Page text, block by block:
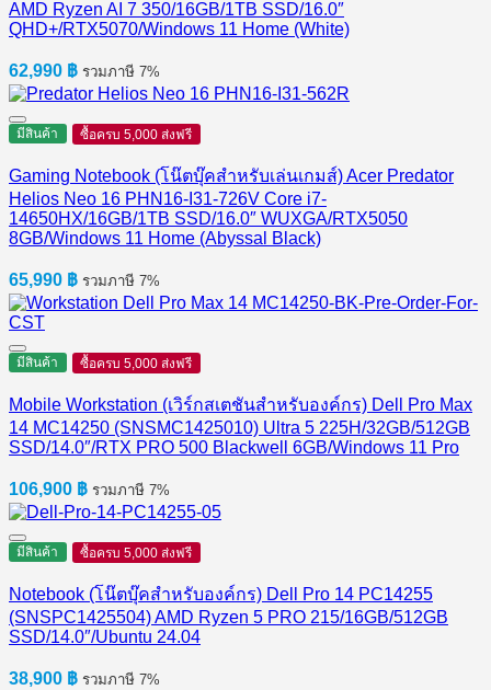
AMD Ryzen AI 7 350/16GB/1TB SSD/16.0″
QHD+/RTX5070/Windows 11 Home (White)
62,990 ฿ รวมภาษี 7%
มีสินค้า ซื้อครบ 5,000 ส่งฟรี
Gaming Notebook (โน๊ตบุ๊คสำหรับเล่นเกมส์) Acer Predator
Helios Neo 16 PHN16-I31-726V Core i7-
14650HX/16GB/1TB SSD/16.0″ WUXGA/RTX5050
8GB/Windows 11 Home (Abyssal Black)
65,990 ฿ รวมภาษี 7%
มีสินค้า ซื้อครบ 5,000 ส่งฟรี
Mobile Workstation (เวิร์กสเตชันสำหรับองค์กร) Dell Pro Max
14 MC14250 (SNSMC1425010) Ultra 5 225H/32GB/512GB
SSD/14.0″/RTX PRO 500 Blackwell 6GB/Windows 11 Pro
106,900 ฿ รวมภาษี 7%
มีสินค้า ซื้อครบ 5,000 ส่งฟรี
Notebook (โน๊ตบุ๊คสำหรับองค์กร) Dell Pro 14 PC14255
(SNSPC1425504) AMD Ryzen 5 PRO 215/16GB/512GB
SSD/14.0″/Ubuntu 24.04
38,900 ฿ รวมภาษี 7%